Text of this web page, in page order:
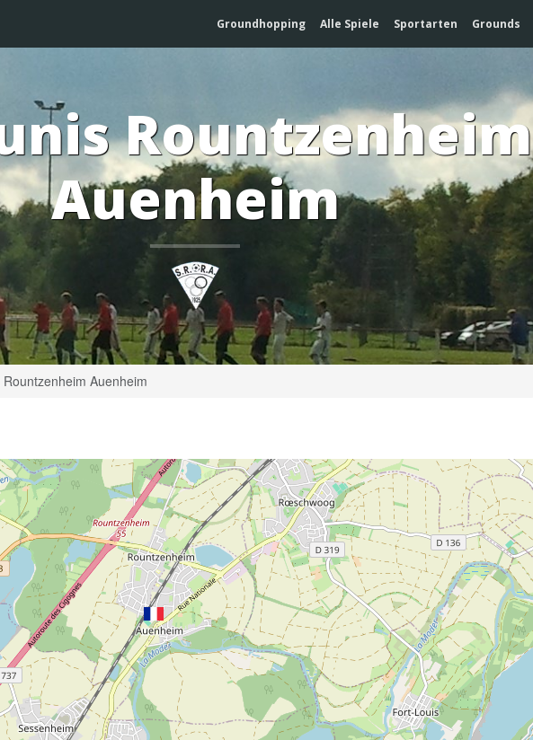
Groundhopping Alle Spiele Sportarten Grounds
Rountzenheim
Auenheim
Auenheim